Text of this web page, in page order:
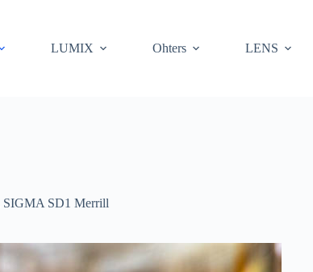
LUMIX Ohters LENS
SIGMA SD1 Merrill